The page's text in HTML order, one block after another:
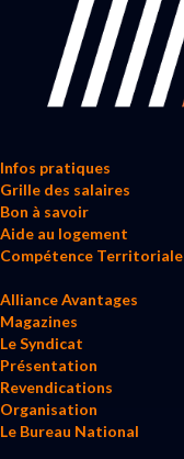
Infos pratiques
Grille des salaires
Bon à savoir
Aide au logement
Compétence Territoriale
Alliance Avantages
Magazines
Le Syndicat
Présentation
Revendications
Organisation
Le Bureau National